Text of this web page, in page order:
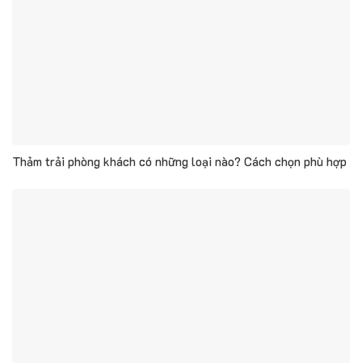
Thảm trải phòng khách có những loại nào? Cách chọn phù hợp